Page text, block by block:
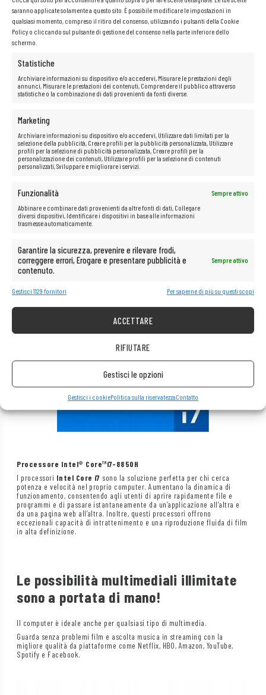
saranno applicate solamente a questo sito. È possibile modificare le impostazioni in
qualsiasi momento, compreso il ritiro del consenso, utilizzando i pulsanti della Cookie
Policy o cliccando sul pulsante di gestione del consenso nella parte inferiore dello
schermo.
Statistiche
Archiviare informazioni su dispositivo e/o accedervi, Misurare le prestazioni degli
annunci, Misurare le prestazioni dei contenuti, Comprendere il pubblico attraverso
statistiche o la combinazione di dati provenienti da fonti diverse.
Marketing
Archiviare informazioni su dispositivo e/o accedervi, Utilizzare dati limitati per la
selezione della pubblicità, Creare profili per la pubblicità personalizzata, Utilizzare
profili per la selezione di pubblicità personalizzata, Creare profili per la
personalizzazione dei contenuti, Utilizzare profili per la selezione di contenuti
personalizzati, Sviluppare e migliorare i servizi.
Funzionalità
Sempre attivo
Abbinare e combinare dati provenienti da altre fonti di dati, Collegare
diversi dispositivi, Identificare i dispositivi in base alle informazioni
trasmesse automaticamente.
Garantire la sicurezza, prevenire e rilevare frodi,
correggere errori, Erogare e presentare pubblicità e
contenuto.
Sempre attivo
Gestisci 1129 fornitori Per saperne di più su questi scopi
ACCETTARE
RIFIUTARE
Gestisci le opzioni
Gestisci i cookiePolitica sulla riservatezzaContatto
Scheda grafica NVIDIA Quadro
P1000
gli utenti che apprezzano un’esperienza visiva di alta qualità.
Processore Intel® Core™i7-8850H
I processori Intel Core i7 sono la soluzione perfetta per chi cerca
potenza e velocità nel proprio computer. Aumentano la dinamica di
funzionamento, consentendo agli utenti di aprire rapidamente file e
programmi e di passare istantaneamente da un’applicazione all’altra e
da una pagina web all’altra. Inoltre, questi processori offrono
eccezionali capacità di intrattenimento e una riproduzione fluida di film
in alta definizione.
Le possibilità multimediali illimitate
sono a portata di mano!
Il computer è ideale anche per qualsiasi tipo di multimedia.
Guarda senza problemi film e ascolta musica in streaming con la
migliore qualità da piattaforme come Netflix, HBO, Amazon, YouTube,
Spotify e Facebook.